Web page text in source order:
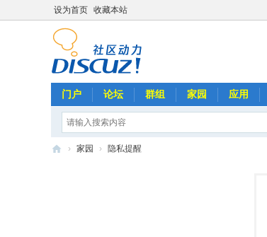
设为首页 收藏本站
门户 论坛 群组 家园 应用
› 家园 › 隐私提醒